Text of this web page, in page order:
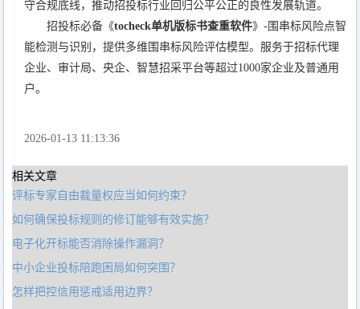
守合规底线，推动招投标行业回归公平公正的良性发展轨道。
招投标必备《tocheck单机版标书查重软件》-围串标风险点智
能检测与识别，提供多维围串标风险评估模型。服务于招标代理
企业、审计局、央企、智慧招采平台等超过1000家企业及普通用
户。
2026-01-13 11:13:36
相关文章
评标专家自由裁量权应当如何约束？
如何确保投标规则的修订能够有效实施？
电子化开标能否消除操作漏洞？
中小企业投标陪跑困局如何突围？
怎样把控信用惩戒适用边界？